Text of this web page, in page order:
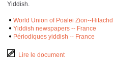
Yiddish.
World Union of Poalei Zion--
Yiddish newspapers -- France
Périodiques yiddish -- France
Lire le document